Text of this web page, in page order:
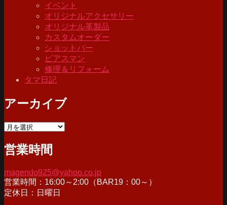
イベント
オリジナルアクセサリー
オリジナル革製品
カスタムオーダー
ショットバー
ピアスマン
修理＆リフォーム
タマ日記
アーカイブ
ア
カ
イ
ブ
営業時間
magendo925@yahoo.co.jp
営業時間：16:00～2:00（BAR19：00～）
定休日：日曜日